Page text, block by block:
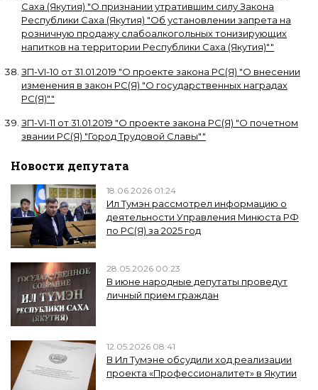
Саха (Якутия) "О признании утратившим силу Закона
Республики Саха (Якутия) "Об установлении запрета на
розничную продажу слабоалкогольных тонизирующих
напитков на территории Республики Саха (Якутия)""
ЗП-VI-10 от31.01.2019 "О проекте закона РС(Я) "О внесении
изменения в закон РС(Я) "О государственных наградах
РС(Я)""
ЗП-VI-11 от31.01.2019 "О проекте закона РС(Я) "О почетном
звании РС(Я) "Город Трудовой Славы""
Новости депутата
18.06.2026 01:24
Ил Тумэн рассмотрел информацию о
деятельности Управления Минюста РФ
по РС(Я) за 2025 год
28.05.2026 00:23
В июне народные депутаты проведут
личный прием граждан
12.05.2026 08:41
В Ил Тумэне обсудили ход реализации
проекта «Профессионалитет» в Якутии